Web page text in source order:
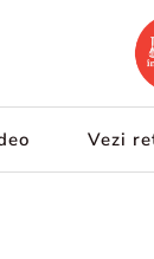
Vezi